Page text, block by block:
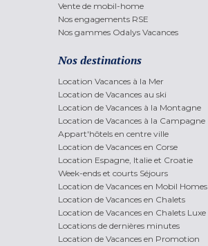
Vente de mobil-home
Nos engagements RSE
Nos gammes Odalys Vacances
Nos destinations
Location Vacances à la Mer
Location de Vacances au ski
Location de Vacances à la Montagne
Location de Vacances à la Campagne
Appart'hôtels en centre ville
Location de Vacances en Corse
Location Espagne, Italie et Croatie
Week-ends et courts Séjours
Location de Vacances en Mobil Homes
Location de Vacances en Chalets
Location de Vacances en Chalets Luxe
Locations de dernières minutes
Location de Vacances en Promotion